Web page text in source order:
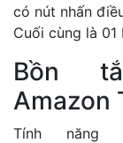
có nút nhấn
Cuối cùng là
Bồn
Amazon
Tính